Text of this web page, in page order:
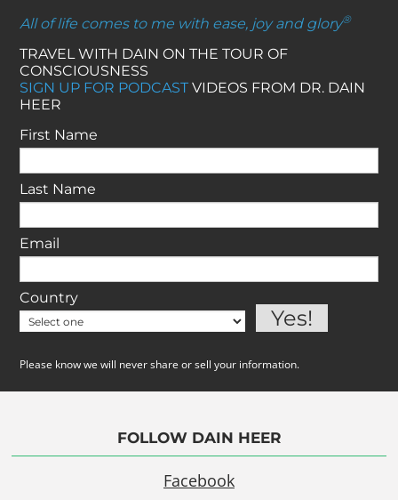
All of life comes to me with ease, joy and glory®
TRAVEL WITH DAIN ON THE TOUR OF
CONSCIOUSNESS
SIGN UP FOR PODCASTVIDEOS FROM DR. DAIN
HEER
First Name
Last Name
Email
Country
Please know we will never share or sell your information.
FOLLOW DAIN HEER
Facebook